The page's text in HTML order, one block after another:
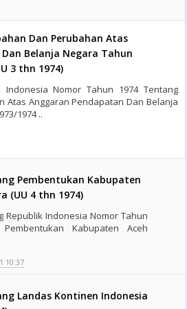
Dan Perubahan Atas
Belanja Negara Tahun
3 thn 1974)
Indonesia Nomor Tahun 1974 Tentang
Atas Anggaran Pendapatan Dan Belanja
1974 ..
Pembentukan Kabupaten
(UU 4 thn 1974)
Republik Indonesia Nomor Tahun
Kabupaten Aceh
10:37
Landas Kontinen Indonesia